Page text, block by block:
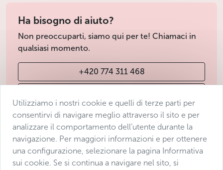
Ha bisogno di aiuto?
Non preoccuparti, siamo qui per te! Chiamaci in
qualsiasi momento.
+420 774 311 468
Condizioni di vendita
Protezione dei dati
Dichiarazione di accessibilità
Utilizziamo i nostri cookie e quelli di terze parti per
consentirvi di navigare meglio attraverso il sito e per
analizzare il comportamento dell’utente durante la
navigazione. Per maggiori informazioni e per ottenere
una configurazione, selezionare la pagina Informativa
sui cookie. Se si continua a navigare nel sito, si